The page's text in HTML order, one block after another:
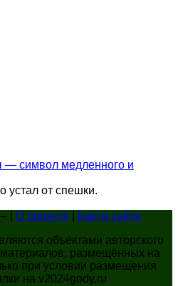
символ медленного и
устал от спешки.
| О проекте
Карта сайта
объектами авторского
размещённых на
при условии размещения
на v2024gody.ru